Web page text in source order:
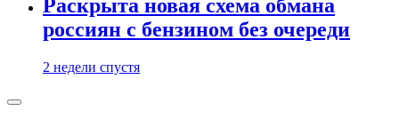
Раскрыта новая схема обмана
россиян с бензином без очереди
2 недели спустя